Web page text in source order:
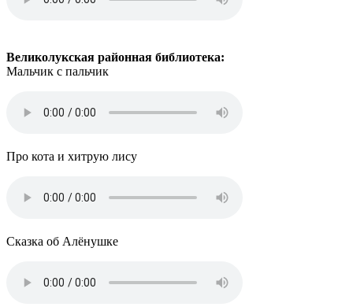
Великолукская районная библиотека:
Мальчик с пальчик
Про кота и хитрую лису
Сказка об Алёнушке